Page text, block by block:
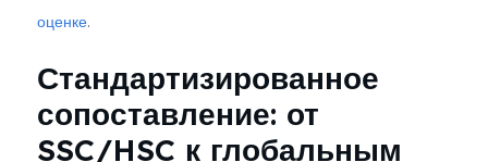
оценке.
Стандартизированное
сопоставление: от
SSC/HSC к глобальным